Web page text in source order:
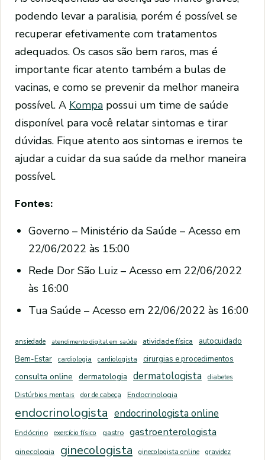
podendo levar a paralisia, porém é possível se
recuperar efetivamente com tratamentos
adequados. Os casos são bem raros, mas é
importante ficar atento também a bulas de
vacinas, e como se prevenir da melhor maneira
possível. A Kompa possui um time de saúde
disponível para você relatar sintomas e tirar
dúvidas. Fique atento aos sintomas e iremos te
ajudar a cuidar da sua saúde da melhor maneira
possível.
Fontes:
Governo – Ministério da Saúde – Acesso em
22/06/2022 às 15:00
Rede Dor São Luiz – Acesso em 22/06/2022
às 16:00
Tua Saúde – Acesso em 22/06/2022 às 16:00
ansiedade atendimento digital em saúde atividade física
autocuidado
Bem-Estar
cardiologia cardiologista cirurgias e procedimentos
consulta online dermatologia dermatologista
diabetes
Distúrbios mentais
dor de cabeça Endocrinologia
endocrinologista endocrinologista online
Endócrino exercício físico gastro gastroenterologista
ginecologia ginecologista ginecologista online gravidez